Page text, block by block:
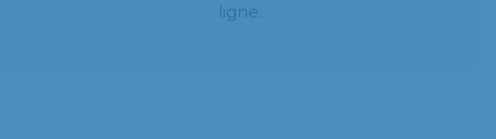
ligne.